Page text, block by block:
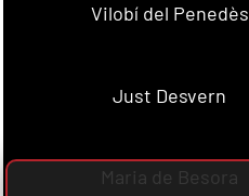
Vilobí del Penedès
Just Desvern
Maria de Besora